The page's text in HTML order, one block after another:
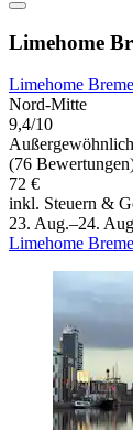
Limehome
Limehome
Nord-Mitte
9,4/10
Außergewöhnlich
(76
72 €
inkl. Steuern &
23. Aug.–24.
Limehome